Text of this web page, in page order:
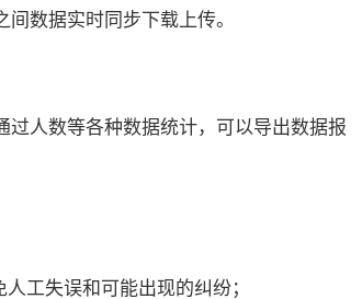
数据实时同步下载上传。
人数等各种数据统计，可以导出数据报
工失误和可能出现的纠纷；